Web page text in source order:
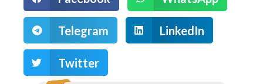
Telegram LinkedIn
Twitter